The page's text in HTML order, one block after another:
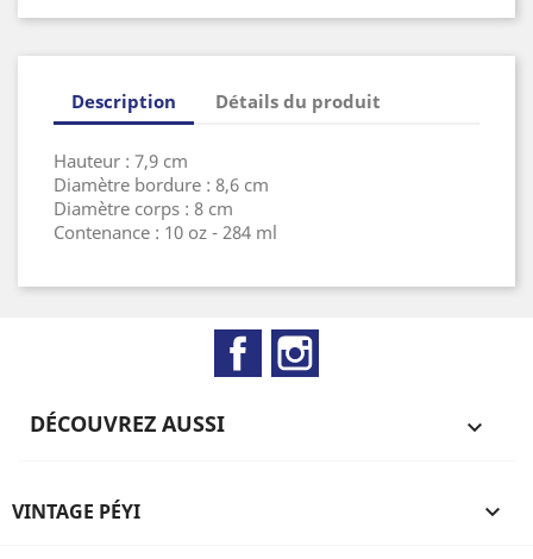
Description Détails du produit
Hauteur : 7,9 cm
Diamètre bordure : 8,6 cm
Diamètre corps : 8 cm
Contenance : 10 oz - 284 ml
Facebook
DÉCOUVREZ AUSSI 
VINTAGE PÉYI 